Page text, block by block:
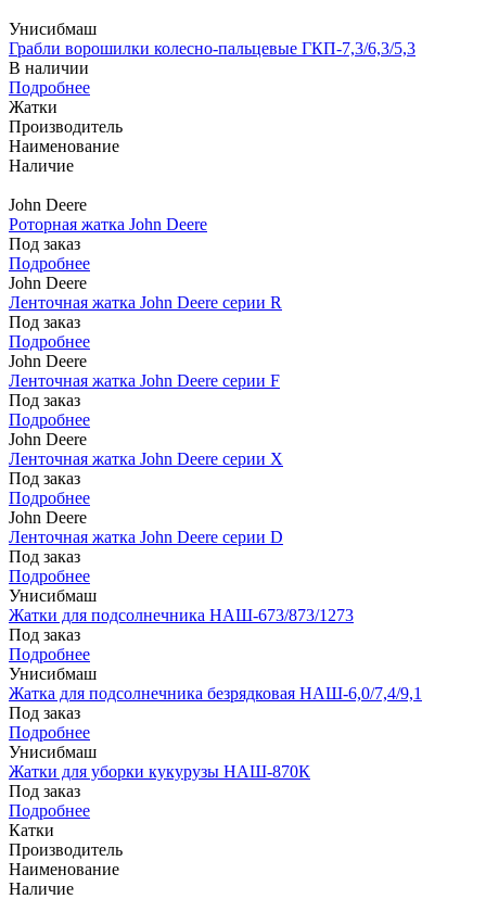
Унисибмаш
Грабли ворошилки колесно-пальцевые ГКП-7,3/6,3/5,3
В наличии
Подробнее
Жатки
Производитель
Наименование
Наличие
John Deere
Роторная жатка John Deere
Под заказ
Подробнее
John Deere
Ленточная жатка John Deere серии R
Под заказ
Подробнее
John Deere
Ленточная жатка John Deere серии F
Под заказ
Подробнее
John Deere
Ленточная жатка John Deere серии X
Под заказ
Подробнее
John Deere
Ленточная жатка John Deere серии D
Под заказ
Подробнее
Унисибмаш
Жатки для подсолнечника НАШ-673/873/1273
Под заказ
Подробнее
Унисибмаш
Жатка для подсолнечника безрядковая НАШ-6,0/7,4/9,1
Под заказ
Подробнее
Унисибмаш
Жатки для уборки кукурузы НАШ-870К
Под заказ
Подробнее
Катки
Производитель
Наименование
Наличие